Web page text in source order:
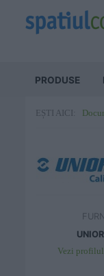
PRODUSE
EȘTI AICI:
Vezi